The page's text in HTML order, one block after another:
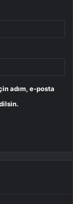
adım, e-posta